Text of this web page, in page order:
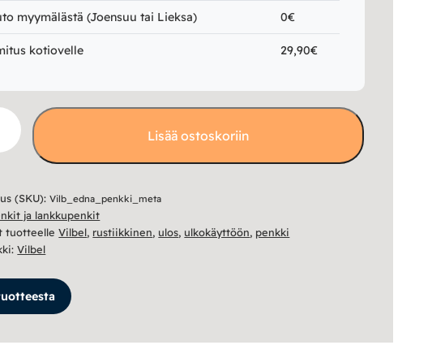
myymälästä (Joensuu tai Lieksa) 0€
kotiovelle 29,90€
Lisää ostoskoriin
(SKU):Vilb_edna_penkki_meta
ja lankkupenkit
tuotteelleVilbel, rustiikkinen, ulos, ulkokäyttöön, penkki
Vilbel